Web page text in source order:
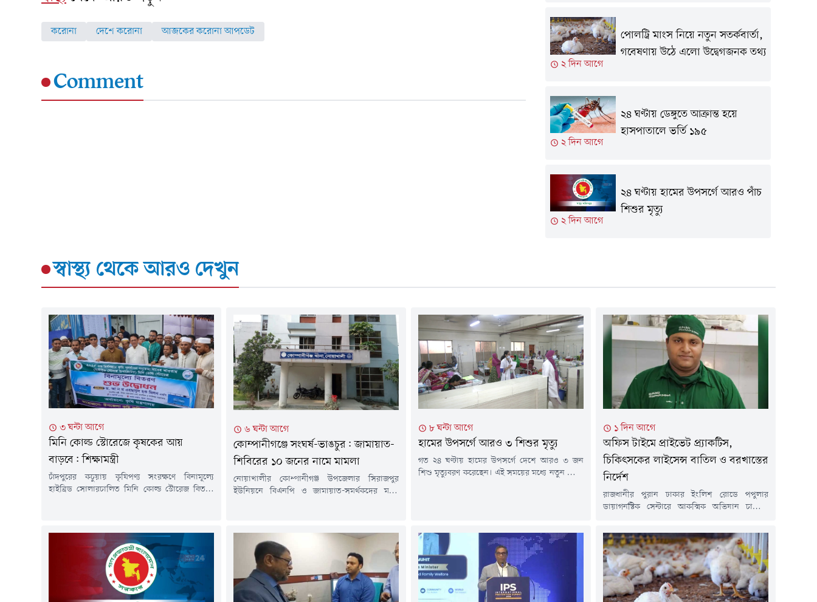
করোনা দেশে করোনা আজকের করোনা আপডেট
Comment
২ দিন আগে
পোলট্রি মাংস নিয়ে নতুন সতর্কবার্তা,
গবেষণায় উঠে এলো উদ্বেগজনক তথ্য
২ দিন আগে
২৪ ঘণ্টায় ডেঙ্গুতে আক্রান্ত হয়ে
হাসপাতালে ভর্তি ১৯৫
২ দিন আগে
২৪ ঘণ্টায় হামের উপসর্গে আরও পাঁচ
শিশুর মৃত্যু
স্বাস্থ্য থেকে আরও দেখুন
৩ ঘন্টা আগে
মিনি কোল্ড স্টোরেজে কৃষকের আয়
বাড়বে: শিক্ষামন্ত্রী
চাঁদপুরের কচুয়ায় কৃষিপণ্য সংরক্ষণে বিনামূল্যে
হাইব্রিড সোলারচালিত মিনি কোল্ড স্টোরেজ বিতরণ
আয় বৃদ্ধিতে গুরুত্বপূর্ণ ভূমিকা রাখবে বলে মন্তব্য
করেছেন শিক্ষা, প্রাথমিক ও গণশিক্ষা মন্ত্রী ড. আ ন ম
এহসানুল হক মিলন।শুক্রবার বিকেলে...
৬ ঘন্টা আগে
কোম্পানীগঞ্জে সংঘর্ষ-ভাঙচুর: জামায়াত-
শিবিরের ১০ জনের নামে মামলা
নোয়াখালীর কোম্পানীগঞ্জ উপজেলার সিরাজপুর
ইউনিয়নে বিএনপি ও জামায়াত-সমর্থকদের মধ্যে
মামলা দায়ের করা হয়েছে।শুক্রবার সকালে
কোম্পানীগঞ্জ থানার ভারপ্রাপ্ত কর্মকর্তা (ওসি)
মোহাম্মদ নুরুল হাকিম বিষয়টি নিশ্চিত করেন।
মামলার বাদী হয়েছেন স্থানীয়...
৮ ঘন্টা আগে
হামের উপসর্গে আরও ৩ শিশুর মৃত্যু
গত ২৪ ঘণ্টায় হামের উপসর্গে দেশে আরও ৩ জন
শিশু মৃত্যুবরণ করেছেন। এই সময়ের মধ্যে নতুন রোগী
১ দিন আগে
অফিস টাইমে প্রাইভেট প্র্যাকটিস,
চিকিৎসকের লাইসেন্স বাতিল ও বরখাস্তের
নির্দেশ
রাজধানীর পুরান ঢাকার ইংলিশ রোডে পপুলার
ডায়াগনস্টিক সেন্টারে আকস্মিক অভিযান চালিয়ে
অভিযোগে নরসিংদীর বেলাব উপজেলা স্বাস্থ্য
কমপ্লেক্সের চিকিৎসক ডা. মইনুল হাসান চিশতীকে
হাতেনাতে শনাক্ত করেছেন স্বাস্থ্যমন্ত্রী সরদার মো.
সাখাওয়াত হোসেন। এ ঘটনায় ওই চিকিৎসকের
নিবন্ধন বাতিল এবং সরকারি চাকরি থেকে বরখাস্তের
নির্দেশ দিয়েছেন মন্ত্রী।বৃহস্পতিবার...